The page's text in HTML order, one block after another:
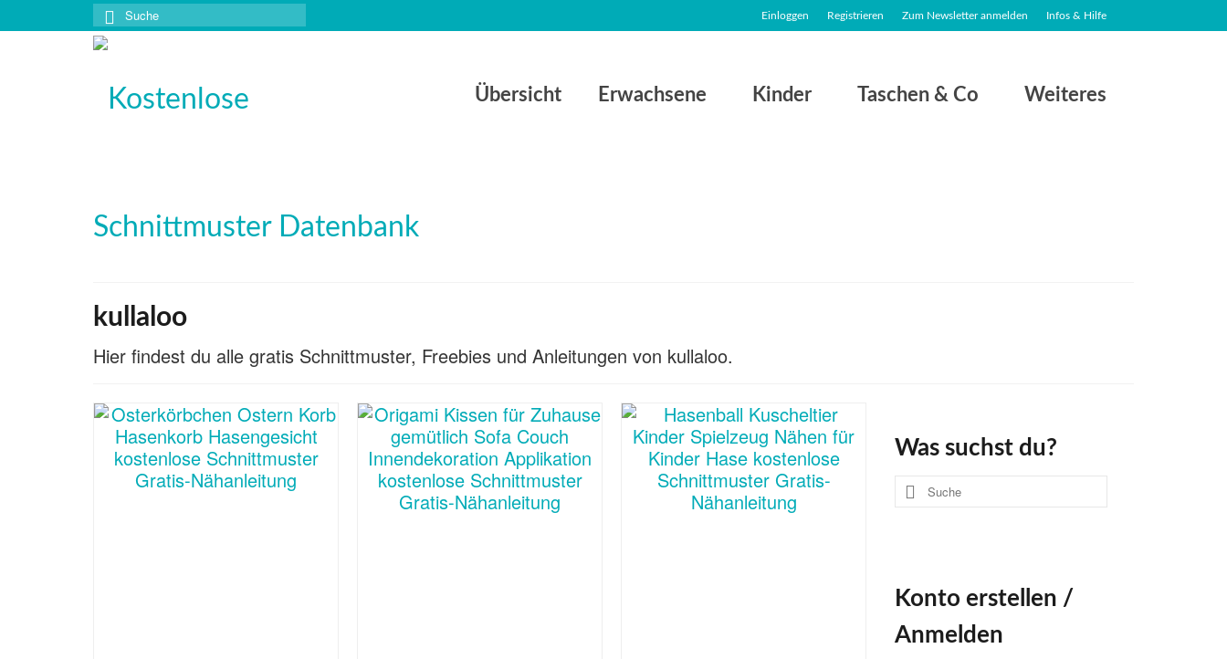
Einloggen Registrieren Zum Newsletter anmelden Infos & Hilfe
Suche
nach:
Übersicht Erwachsene Kinder Taschen & Co Weiteres
kullaloo
Hier findest du alle gratis Schnittmuster, Freebies und Anleitungen von kullaloo.
Was suchst du?
Suche
nach:
Konto erstellen /
Anmelden